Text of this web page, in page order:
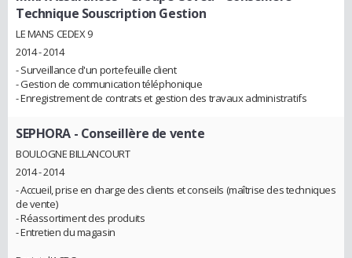
Technique Souscription Gestion
LE MANS CEDEX 9
2014 - 2014
- Surveillance d'un portefeuille client
- Gestion de communication téléphonique
- Enregistrement de contrats et gestion des travaux administratifs
SEPHORA - Conseillère de vente
BOULOGNE BILLANCOURT
2014 - 2014
- Accueil, prise en charge des clients et conseils (maîtrise des techniques
de vente)
- Réassortiment des produits
- Entretien du magasin